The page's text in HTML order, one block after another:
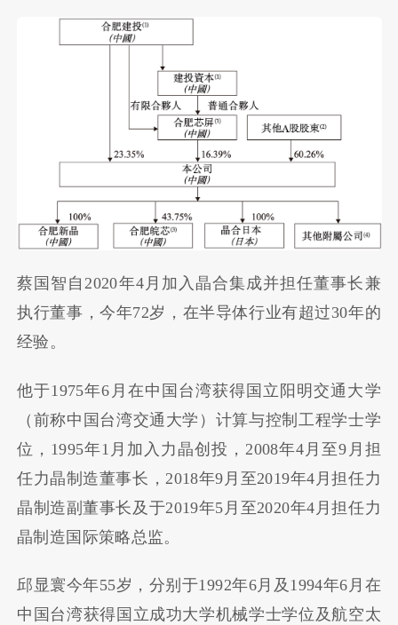
蔡国智自2020年4月加入晶合集成并担任董事长兼
执行董事，今年72岁，在半导体行业有超过30年的
经验。
他于1975年6月在中国台湾获得国立阳明交通大学
（前称中国台湾交通大学）计算与控制工程学士学
位，1995年1月加入力晶创投，2008年4月至9月担
任力晶制造董事长，2018年9月至2019年4月担任力
晶制造副董事长及于2019年5月至2020年4月担任力
晶制造国际策略总监。
邱显寰今年55岁，分别于1992年6月及1994年6月在
中国台湾获得国立成功大学机械学士学位及航空太